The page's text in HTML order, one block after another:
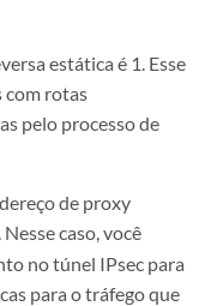
estática é 1. Esse
com rotas
pelo processo de
de proxy
Nesse caso, você
no túnel IPsec para
para o tráfego que